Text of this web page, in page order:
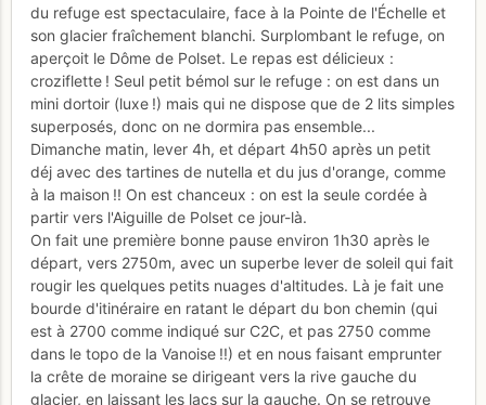
du refuge est spectaculaire, face à la Pointe de l'Échelle et
son glacier fraîchement blanchi. Surplombant le refuge, on
aperçoit le Dôme de Polset. Le repas est délicieux :
croziflette ! Seul petit bémol sur le refuge : on est dans un
mini dortoir (luxe !) mais qui ne dispose que de 2 lits simples
superposés, donc on ne dormira pas ensemble...
Dimanche matin, lever 4h, et départ 4h50 après un petit
déj avec des tartines de nutella et du jus d'orange, comme
à la maison !! On est chanceux : on est la seule cordée à
partir vers l'Aiguille de Polset ce jour-là.
On fait une première bonne pause environ 1h30 après le
départ, vers 2750m, avec un superbe lever de soleil qui fait
rougir les quelques petits nuages d'altitudes. Là je fait une
bourde d'itinéraire en ratant le départ du bon chemin (qui
est à 2700 comme indiqué sur C2C, et pas 2750 comme
dans le topo de la Vanoise !!) et en nous faisant emprunter
la crête de moraine se dirigeant vers la rive gauche du
glacier, en laissant les lacs sur la gauche. On se retrouve